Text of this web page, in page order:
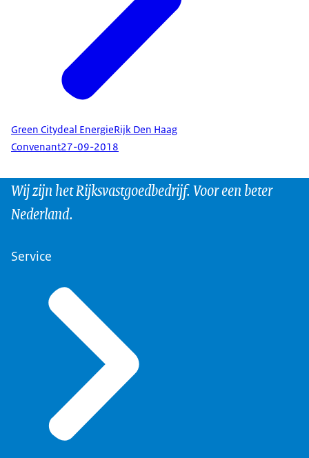
Green Citydeal EnergieRijk Den Haag
Convenant27-09-2018
Wij zijn het Rijksvastgoedbedrijf. Voor een beter
Nederland.
Service